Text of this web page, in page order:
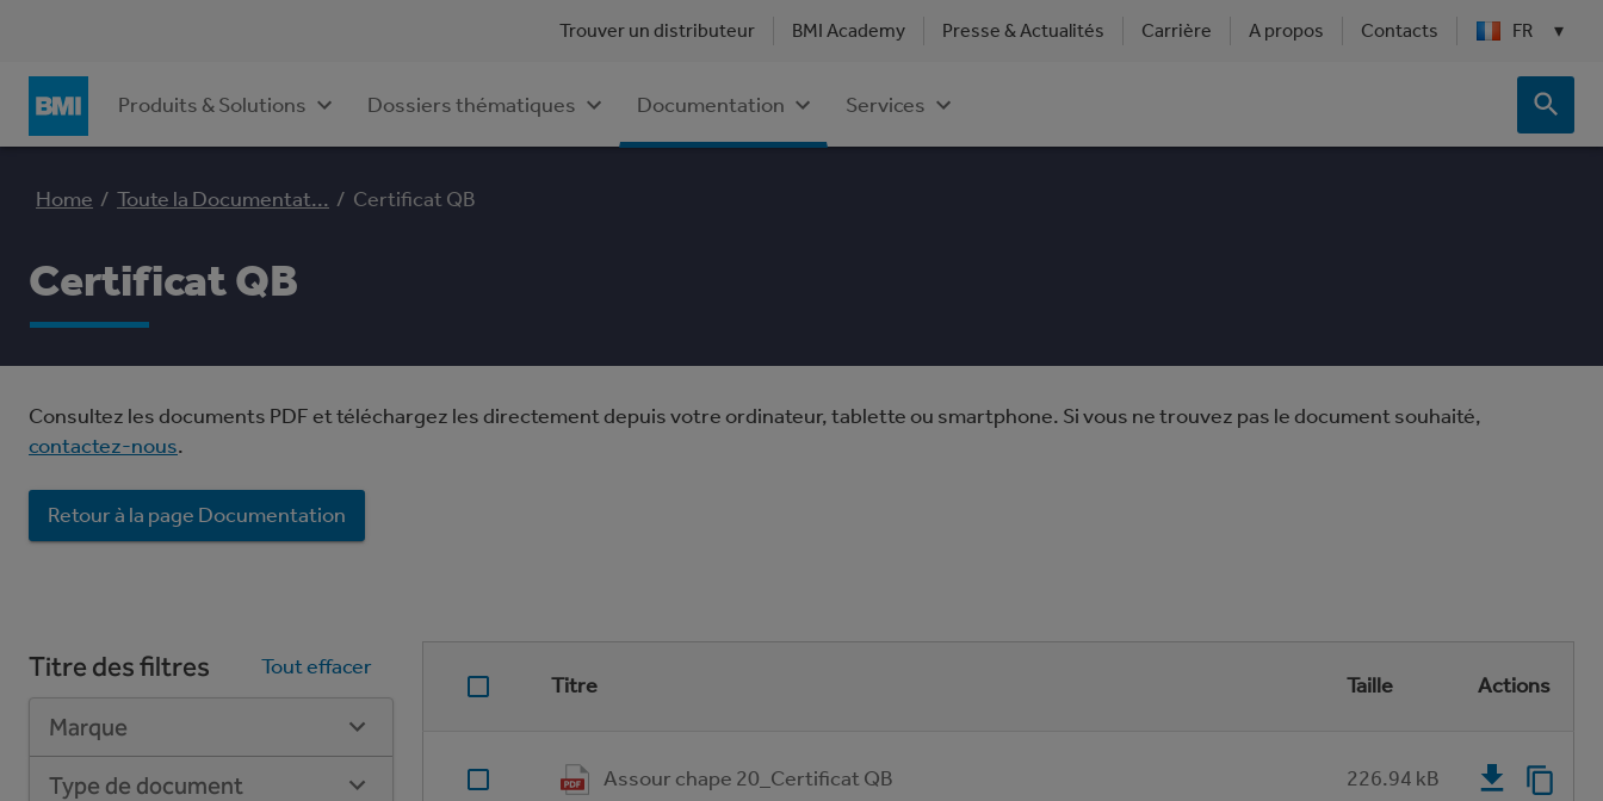
Trouver un distributeur BMI Academy Presse & Actualités Carrière A propos Contacts FR ▾
Produits & Solutions Dossiers thématiques Documentation Services
Home / Toute la Documentat... / Certificat QB
Certificat QB
Consultez les documents PDF et téléchargez les directement depuis votre ordinateur, tablette ou smartphone. Si vous ne trouvez pas le document souhaité,
contactez-nous.
Retour à la page Documentation
Titre des filtres Tout effacer
Marque
Type de document
Titre Taille Actions
Assour chape 20_Certificat QB 226.94 kB